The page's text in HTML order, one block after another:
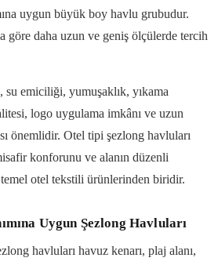
uygun büyük boy havlu grubudur.
göre daha uzun ve geniş ölçülerde tercih
emiciliği, yumuşaklık, yıkama
logo uygulama imkânı ve uzun
önemlidir. Otel tipi şezlong havluları
konforunu ve alanın düzenli
otel tekstili ürünlerinden biridir.
Uygun Şezlong Havluları
havluları havuz kenarı, plaj alanı,